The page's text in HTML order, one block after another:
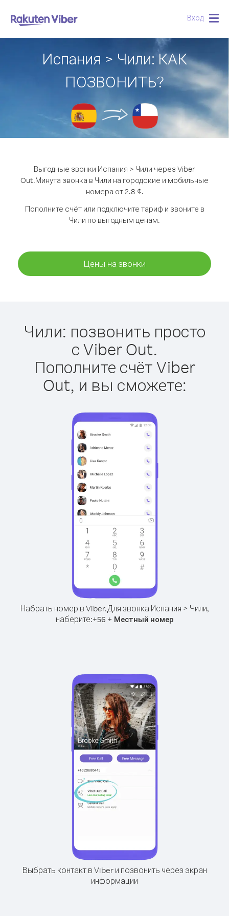
Вход
Испания > Чили: КАК
ПОЗВОНИТЬ?
Выгодные звонки Испания > Чили через Viber
Out.Минута звонка в Чили на городские и мобильные
номера от 2.8 ¢.
Пополните счёт или подключите тариф и звоните в
Чили по выгодным ценам.
Цены на звонки
Чили: позвонить просто
с Viber Out.
Пополните счёт Viber
Out, и вы сможете:
Набрать номер в Viber.Для звонка Испания > Чили,
наберите:+56 + Местный номер
Выбрать контакт в Viber и позвонить через экран
информации